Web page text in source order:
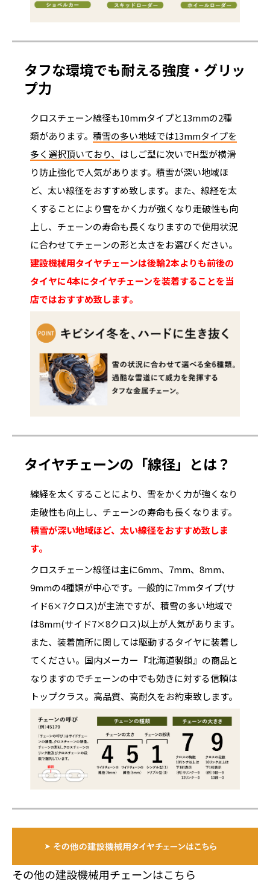
タフな環境でも耐える強度・グリッ
プ力
クロスチェーン線径も10mmタイプと13mmの2種
類があります。 積雪の多い地域では13mmタイプを
多く選択頂いており、 はしご型に次いでH型が横滑
り防止強化で人気があります。積雪が深い地域ほ
ど、太い線径をおすすめ致します。また、線経を太
くすることにより雪をかく力が強くなり走破性も向
上し、チェーンの寿命も長くなりますので使用状況
に合わせてチェーンの形と太さをお選びください。
建設機械用タイヤチェーンは後輪2本よりも前後の
タイヤに4本にタイヤチェーンを装着することを当
店ではおすすめ致します。
タイヤチェーンの「線径」とは？
線経を太くすることにより、雪をかく力が強くなり
走破性も向上し、チェーンの寿命も長くなります。
積雪が深い地域ほど、太い線径をおすすめ致しま
す。
クロスチェーン線径は主に6mm、7mm、8mm、
9mmの4種類が中心です。一般的に7mmタイプ(サ
イド6×7クロス)が主流ですが、積雪の多い地域で
は8mm(サイド7×8クロス)以上が人気があります。
また、装着箇所に関しては駆動するタイヤに装着し
てください。国内メーカー『北海道製鎖』の商品と
なりますのでチェーンの中でも効きに対する信頼は
トップクラス。高品質、高耐久をお約束致します。
その他の建設機械用チェーンはこちら